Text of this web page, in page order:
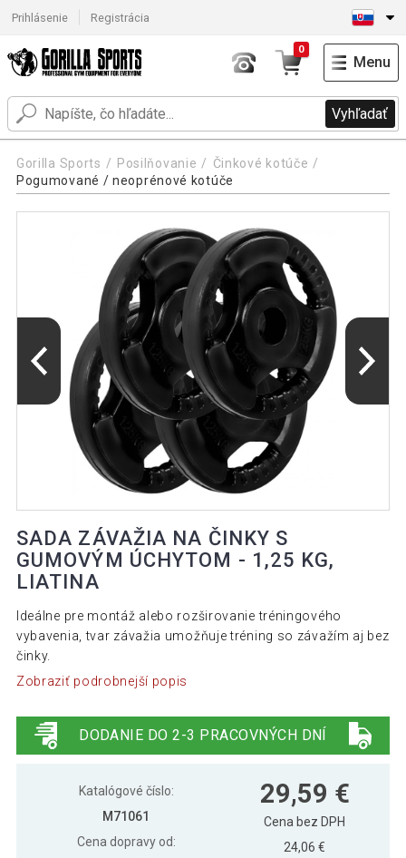
Prihlásenie Registrácia
Vyhľadať
0
Menu
Gorilla Sports Posilňovanie
Činkové kotúče
Pogumované / neoprénové kotúče
SADA ZÁVAŽIA NA ČINKY S
GUMOVÝM ÚCHYTOM - 1,25 KG,
LIATINA
Ideálne pre montáž alebo rozširovanie tréningového
vybavenia, tvar závažia umožňuje tréning so závažím aj bez
činky.
Zobraziť podrobnejší popis
DODANIE DO 2-3 PRACOVNÝCH DNÍ
Katalógové číslo:
M71061
Cena dopravy od:
29,59 €
Cena bez DPH
24,06 €